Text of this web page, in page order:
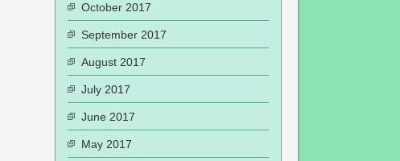
October 2017
September 2017
August 2017
July 2017
June 2017
May 2017